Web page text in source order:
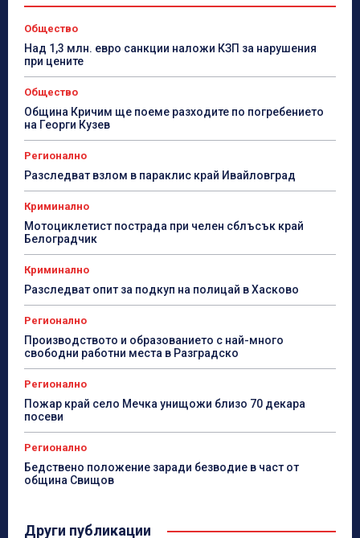
Общество
Над 1,3 млн. евро санкции наложи КЗП за нарушения
при цените
Общество
Община Кричим ще поеме разходите по погребението
на Георги Кузев
Регионално
Разследват взлом в параклис край Ивайловград
Криминално
Мотоциклетист пострада при челен сблъсък край
Белоградчик
Криминално
Разследват опит за подкуп на полицай в Хасково
Регионално
Производството и образованието с най-много
свободни работни места в Разградско
Регионално
Пожар край село Мечка унищожи близо 70 декара
посеви
Регионално
Бедствено положение заради безводие в част от
община Свищов
Други публикации